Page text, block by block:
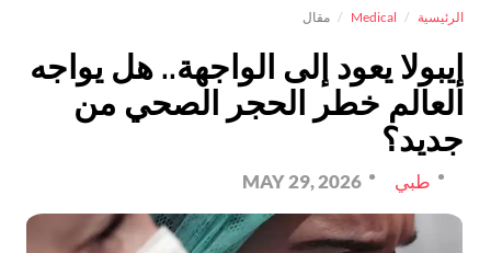
الرئيسية Medical مقال
إيبولا يعود إلى الواجهة.. هل يواجه
العالم خطر الحجر الصحي من
جديد؟
طبي MAY 29, 2026